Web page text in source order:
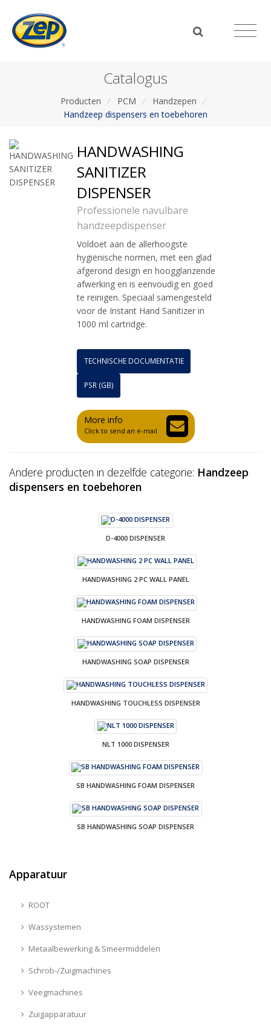
Catalogus
Producten / PCM / Handzepen /
Handzeep dispensers en toebehoren
HANDWASHING
SANITIZER
DISPENSER
Professionele navulbare
handzeepdispenser
Voldoet aan de allerhoogste
hygiënische normen, met een glad
afgerond design en hoogglanzende
afwerking en is eenvoudig en goed
te reinigen. Speciaal samengesteld
voor de Instant Hand Sanitizer in
1000 ml cartridge.
TECHNISCHE DOCUMENTATIE
PSR (GB)
More info
Click to send an e-mail
Andere producten in dezelfde categorie: Handzeep
dispensers en toebehoren
D-4000 DISPENSER
HANDWASHING 2 PC WALL PANEL
HANDWASHING FOAM DISPENSER
HANDWASHING SOAP DISPENSER
HANDWASHING TOUCHLESS DISPENSER
NLT 1000 DISPENSER
SB HANDWASHING FOAM DISPENSER
SB HANDWASHING SOAP DISPENSER
Apparatuur
ROOT
Wassystemen
Metaalbewerking & Smeermiddelen
Schrob-/Zuigmachines
Veegmachines
Zuigapparatuur